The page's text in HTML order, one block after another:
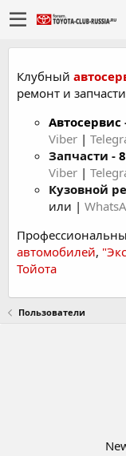
Клубный
ремонт и
Автосервис
Viber |
Запчасти -
Viber |
Кузовной
или |
автомобилей,
Тойота
Пользователи